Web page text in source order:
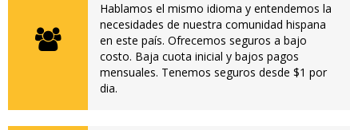
Hablamos el mismo idioma y entendemos la
necesidades de nuestra comunidad hispana
en este país. Ofrecemos seguros a bajo
costo. Baja cuota inicial y bajos pagos
mensuales. Tenemos seguros desde $1 por
dia.